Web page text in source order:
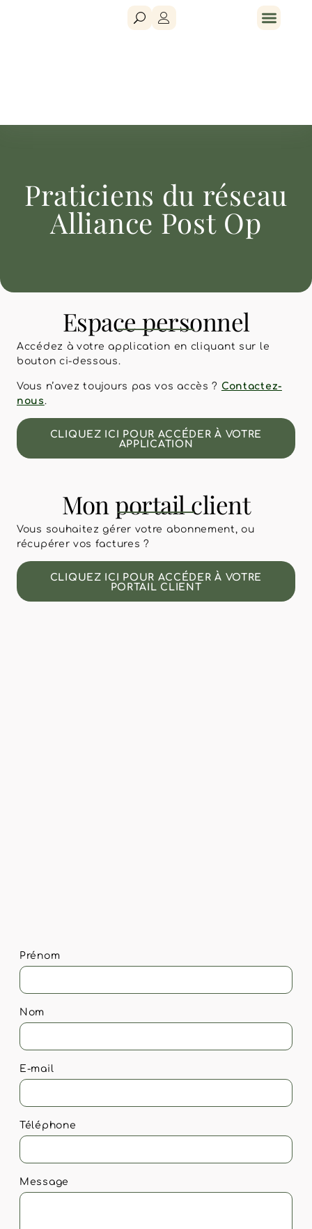
Praticiens du réseau
Alliance Post Op
Espace personnel​
Accédez à votre application en cliquant sur le
bouton ci-dessous.
Vous n’avez toujours pas vos accès ? Contactez-
nous .
CLIQUEZ ICI POUR ACCÉDER À VOTRE
APPLICATION
Mon portail client
Vous souhaitez gérer votre abonnement, ou
récupérer vos factures ?
CLIQUEZ ICI POUR ACCÉDER À VOTRE
PORTAIL CLIENT
Prénom
Nom
E-mail
Téléphone
Message